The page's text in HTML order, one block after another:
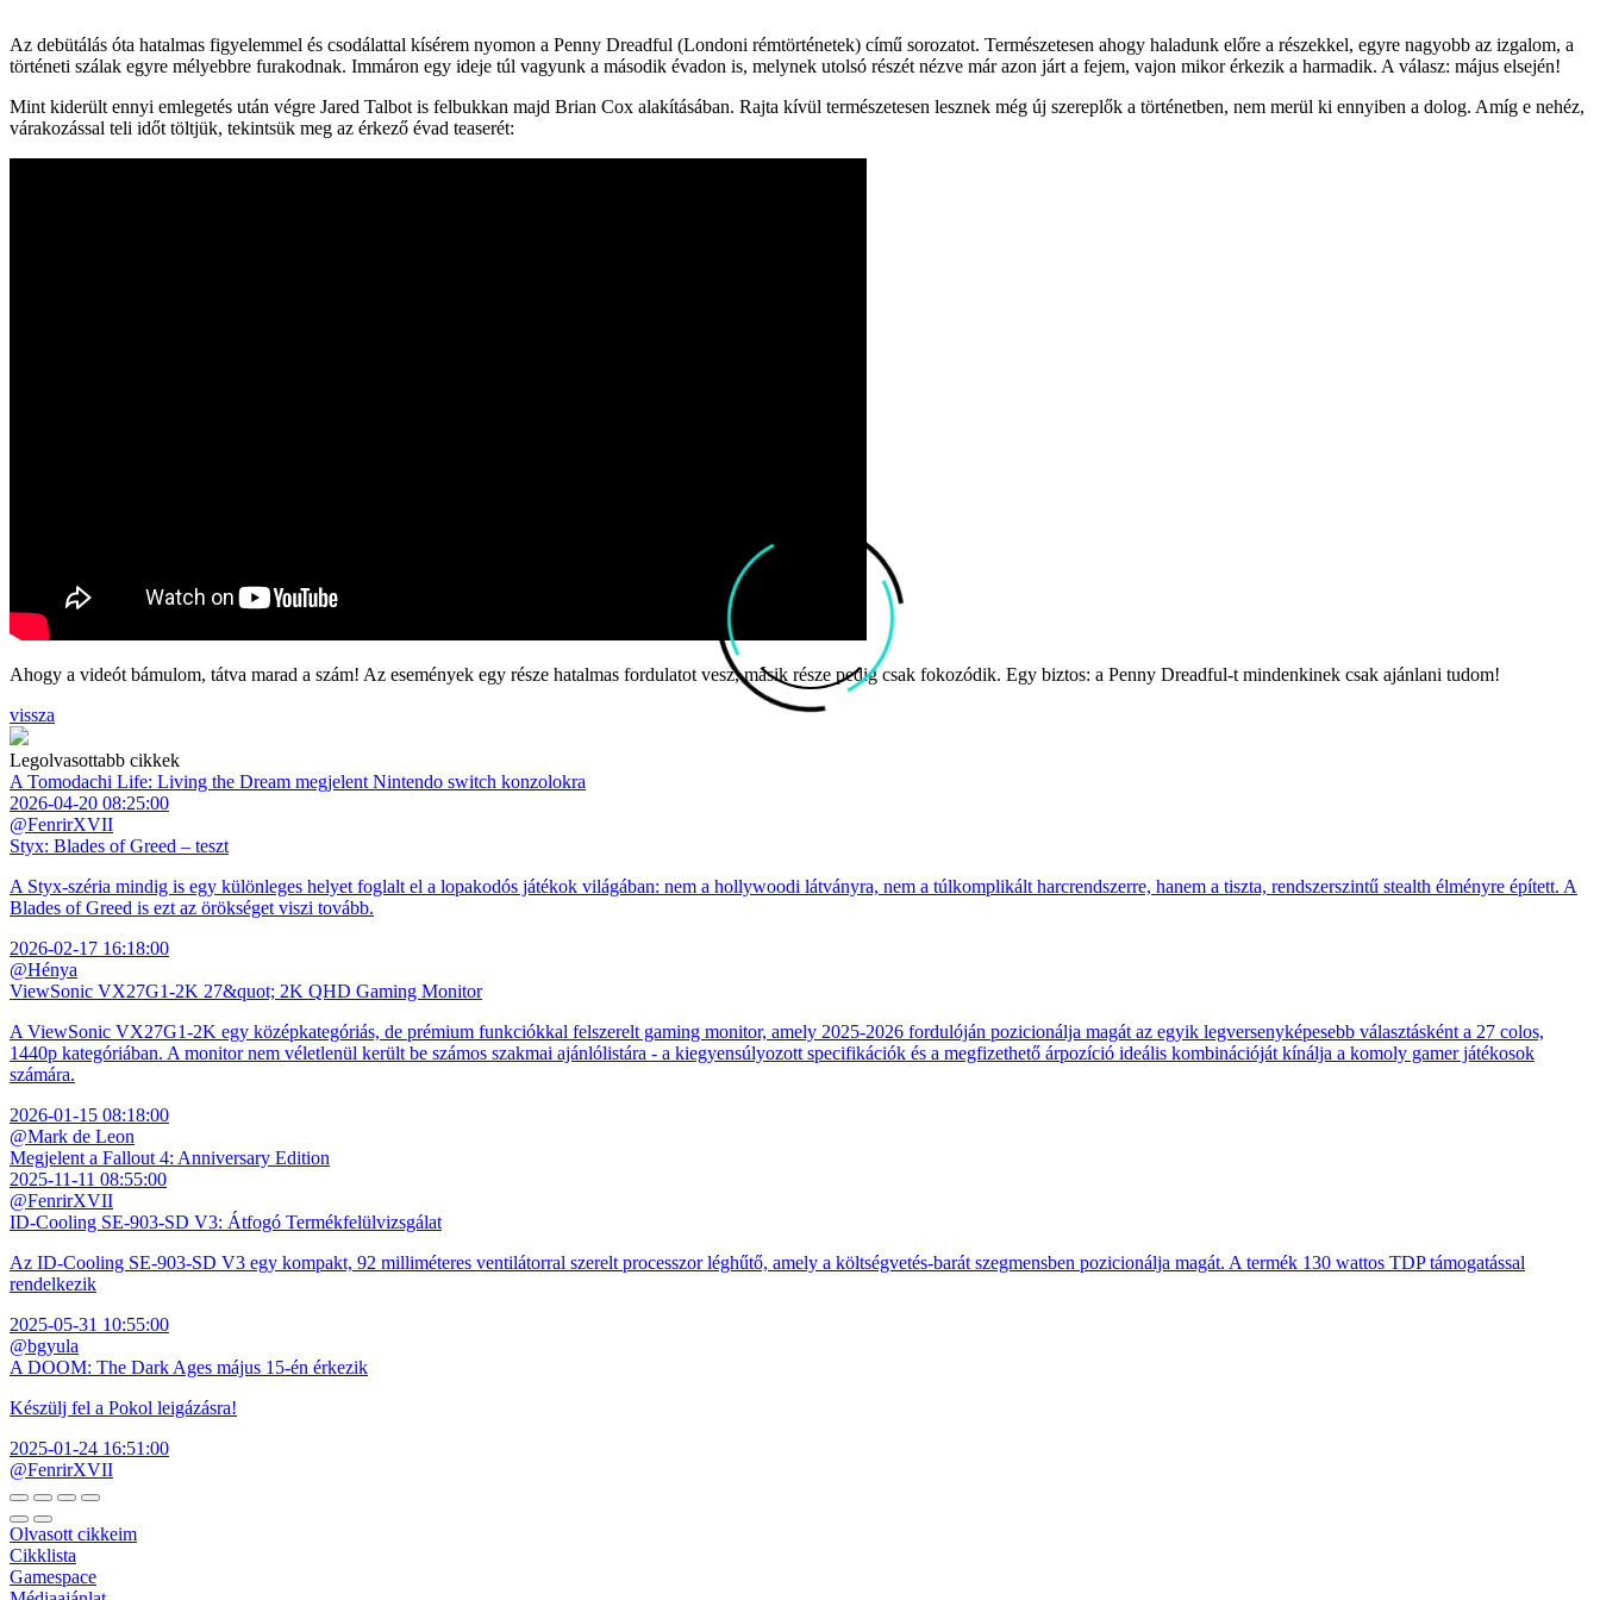
Az debütálás óta hatalmas figyelemmel és csodálattal kísérem nyomon a Penny Dreadful (Londoni rémtörténetek) című sorozatot. Természetesen ahogy haladunk előre a részekkel, egyre nagyobb az izgalom, a
történeti szálak egyre mélyebbre furakodnak. Immáron egy ideje túl vagyunk a második évadon is, melynek utolsó részét nézve már azon járt a fejem, vajon mikor érkezik a harmadik. A válasz: május elsején!
Mint kiderült ennyi emlegetés után végre Jared Talbot is felbukkan majd Brian Cox alakításában. Rajta kívül természetesen lesznek még új szereplők a történetben, nem merül ki ennyiben a dolog. Amíg e nehéz,
várakozással teli időt töltjük, tekintsük meg az érkező évad teaserét:
Ahogy a videót bámulom, tátva marad a szám! Az események egy része hatalmas fordulatot vesz, másik része pedig csak fokozódik. Egy biztos: a Penny Dreadful-t mindenkinek csak ajánlani tudom!
vissza
Legolvasottabb cikkek
A Tomodachi Life: Living the Dream megjelent Nintendo switch konzolokra
2026-04-20 08:25:00
@FenrirXVII
Styx: Blades of Greed – teszt
A Styx-széria mindig is egy különleges helyet foglalt el a lopakodós játékok világában: nem a hollywoodi látványra, nem a túlkomplikált harcrendszerre, hanem a tiszta, rendszerszintű stealth élményre épített. A
Blades of Greed is ezt az örökséget viszi tovább.
2026-02-17 16:18:00
@Hénya
ViewSonic VX27G1-2K 27&quot; 2K QHD Gaming Monitor
A ViewSonic VX27G1-2K egy középkategóriás, de prémium funkciókkal felszerelt gaming monitor, amely 2025-2026 fordulóján pozicionálja magát az egyik legversenyképesebb választásként a 27 colos,
1440p kategóriában. A monitor nem véletlenül került be számos szakmai ajánlólistára - a kiegyensúlyozott specifikációk és a megfizethető árpozíció ideális kombinációját kínálja a komoly gamer játékosok
számára.
2026-01-15 08:18:00
@Mark de Leon
Megjelent a Fallout 4: Anniversary Edition
2025-11-11 08:55:00
@FenrirXVII
ID-Cooling SE-903-SD V3: Átfogó Termékfelülvizsgálat
Az ID-Cooling SE-903-SD V3 egy kompakt, 92 milliméteres ventilátorral szerelt processzor léghűtő, amely a költségvetés-barát szegmensben pozicionálja magát. A termék 130 wattos TDP támogatással
rendelkezik
2025-05-31 10:55:00
@bgyula
A DOOM: The Dark Ages május 15-én érkezik
Készülj fel a Pokol leigázásra!
2025-01-24 16:51:00
@FenrirXVII
Olvasott cikkeim
Cikklista
Gamespace